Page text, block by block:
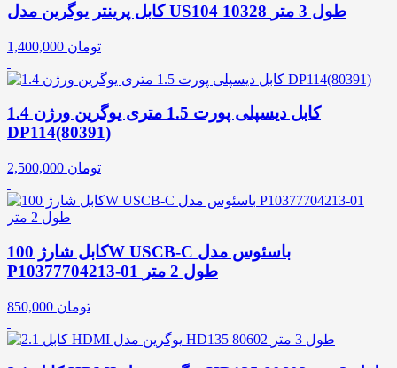
کابل پرینتر یوگرین مدل US104 10328 طول 3 متر
1,400,000 تومان
کابل دیسپلی پورت 1.5 متری یوگرین ورژن 1.4
DP114(80391)
2,500,000 تومان
کابل شارژ 100W USCB-C باسئوس مدل
P10377704213-01 طول 2 متر
850,000 تومان